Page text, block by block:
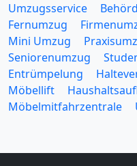
Umzugsservice
Fernumzug
Mini Umzug
Seniorenumzug
Entrümpelung
Möbellift
Möbelmitfahrzentrale